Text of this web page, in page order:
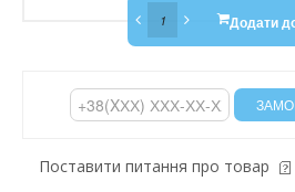
Додати
Поставити питання про товар